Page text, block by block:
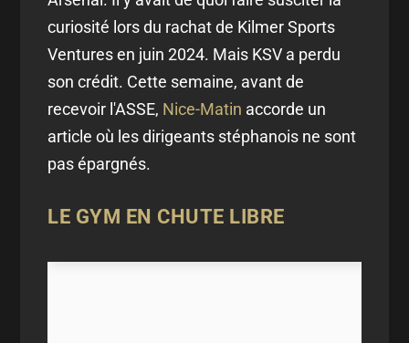
curiosité lors du rachat de Kilmer Sports
Ventures en juin 2024. Mais KSV a perdu
son crédit. Cette semaine, avant de
recevoir l'ASSE, Nice-Matin accorde un
article où les dirigeants stéphanois ne sont
pas épargnés.
LE GYM EN CHUTE LIBRE